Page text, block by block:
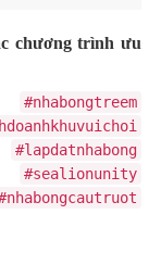
chương trình ưu
#nhabongtreem
#lapdatnhabong
#sealionunity